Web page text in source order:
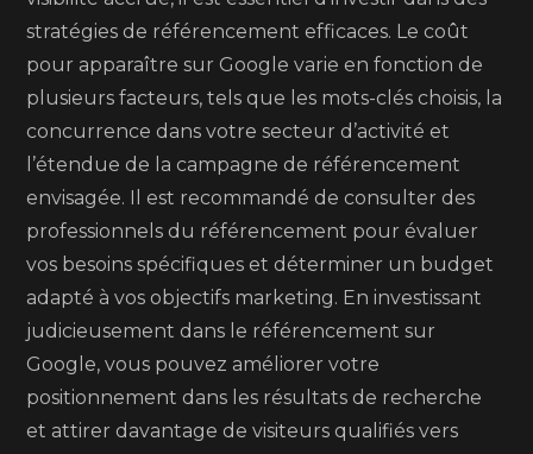
stratégies de référencement efficaces. Le coût
pour apparaître sur Google varie en fonction de
plusieurs facteurs, tels que les mots-clés choisis, la
concurrence dans votre secteur d’activité et
l’étendue de la campagne de référencement
envisagée. Il est recommandé de consulter des
professionnels du référencement pour évaluer
vos besoins spécifiques et déterminer un budget
adapté à vos objectifs marketing. En investissant
judicieusement dans le référencement sur
Google, vous pouvez améliorer votre
positionnement dans les résultats de recherche
et attirer davantage de visiteurs qualifiés vers